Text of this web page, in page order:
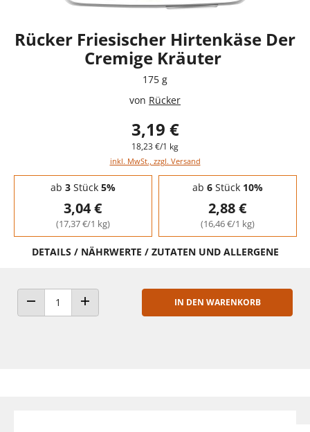
Rücker Friesischer Hirtenkäse Der
Cremige Kräuter
175 g
von Rücker
3,19 €
18,23 €/1 kg
inkl. MwSt., zzgl. Versand
Staffelpreise - Mengenrabatt
ab 3Stück 5%
3,04 €
(17,37 €/1 kg)
ab 6Stück 10%
2,88 €
(16,46 €/1 kg)
DETAILS / NÄHRWERTE / ZUTATEN UND ALLERGENE
ANZAHL VERRINGERNANZAHL ERHÖHEN
IN DEN WARENKORB